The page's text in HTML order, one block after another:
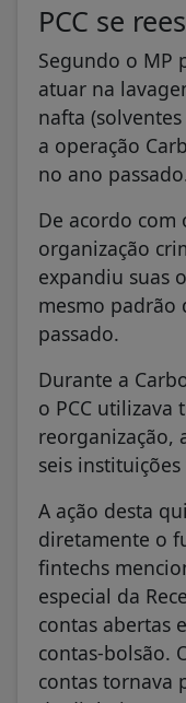
PCC se
Segundo o MP
atuar na
nafta
a operação
no ano
De acordo com
organização
expandiu suas
mesmo padrão
passado.
Durante a
o PCC utilizava
reorganização,
seis
A ação desta
diretamente o
fintechs
especial da
contas abertas
contas-bolsão.
contas tornava